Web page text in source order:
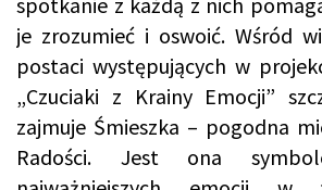
je zrozumieć i oswoić. Wśród
postaci występujących w
„Czuciaki z Krainy Emocji”
zajmuje Śmieszka – pogodna
Radości. Jest ona